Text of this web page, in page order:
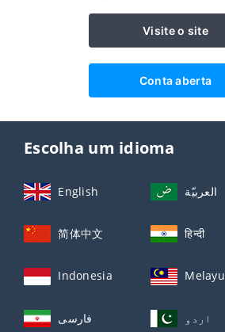
Visite o site
Conta aberta
Escolha um idioma
English العربيّة
简体中文 हिन्दी
Indonesia Melayu
فارسی اردو